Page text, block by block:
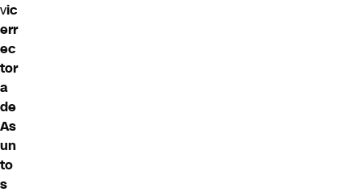
vic
err
ec
tor
a
de
As
un
to
s